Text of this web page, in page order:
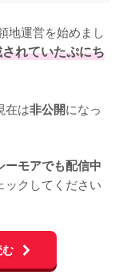
地運営を始めまし
れていたぷにち
在は非公開になっ
モアでも配信中
ックしてください